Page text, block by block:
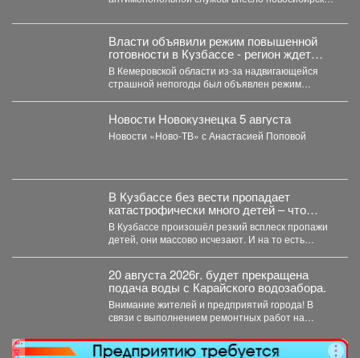
недобросовестных поставщиков. Речь...
Власти объявили режим повышенной
готовности в Кузбассе - регион ждет
удар стихии
В Кемеровской области из-за надвигающейся
страшной непогоды был объявлен режим
Новости Новокузнецка 5 августа
Новости «Ново-ТВ» с Анастасией Поповой
В Кузбассе без вести пропадает
катастрофически много детей – что
происходит
В Кузбассе произошёл резкий всплеск пропажи
детей, они массово исчезают. И на то есть
20 августа 2026г. будет прекращена
подача воды с Карайского водозабора.
Внимание жителей и предприятий города! В
связи с выполнением ремонтных работ на